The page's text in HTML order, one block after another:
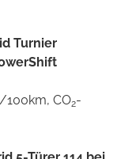
Turnier
100km, CO2-